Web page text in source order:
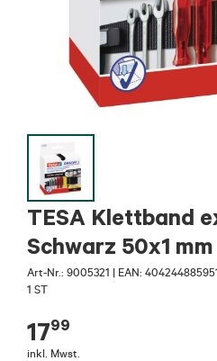
TESA Klettband
Schwarz 50x1 mm
Art-Nr.: 9005321 | EAN:
1 ST
1799
inkl. Mwst.